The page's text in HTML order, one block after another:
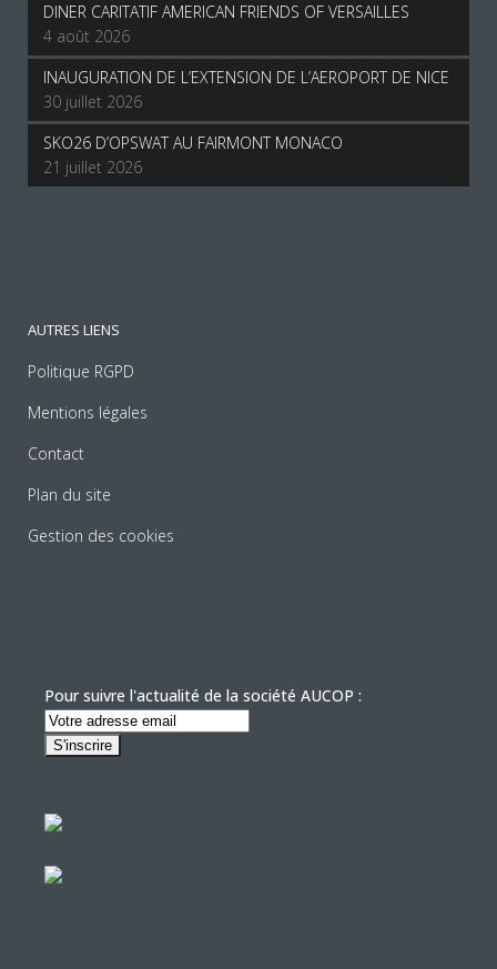
DINER CARITATIF AMERICAN FRIENDS OF VERSAILLES
4 août 2026
INAUGURATION DE L’EXTENSION DE L’AEROPORT DE NICE
30 juillet 2026
SKO26 D’OPSWAT AU FAIRMONT MONACO
21 juillet 2026
AUTRES LIENS
Politique RGPD
Mentions légales
Contact
Plan du site
Gestion des cookies
Pour suivre l'actualité de la société AUCOP :